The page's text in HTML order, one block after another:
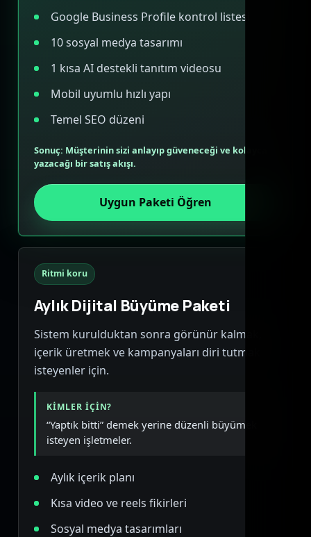
Google Business Profile kontrol listesi
10 sosyal medya tasarımı
1 kısa AI destekli tanıtım videosu
Mobil uyumlu hızlı yapı
Temel SEO düzeni
Sonuç: Müşterinin sizi anlayıp güveneceği ve kolayca
yazacağı bir satış akışı.
Uygun Paketi Öğren
Ritmi koru
Aylık Dijital Büyüme Paketi
Sistem kurulduktan sonra görünür kalmak,
içerik üretmek ve kampanyaları diri tutmak
isteyenler için.
KIMLER IÇIN?
“Yaptık bitti” demek yerine düzenli büyümek
isteyen işletmeler.
Aylık içerik planı
Kısa video ve reels fikirleri
Sosyal medya tasarımları